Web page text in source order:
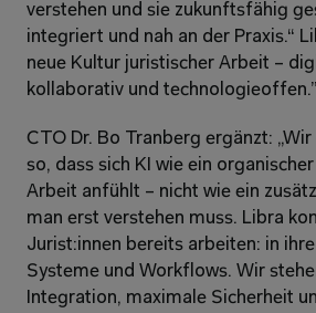
verstehen und sie zukunftsfähig
integriert und nah an der Praxis.“
neue Kultur juristischer Arbeit –
kollaborativ und technologieoffen.”
CTO Dr. Bo Tranberg ergänzt:
so, dass sich KI wie ein
Arbeit anfühlt – nicht wie ein
man erst verstehen muss. Libra
Jurist:innen bereits arbeiten: in
Systeme und Workflows. Wir
Integration, maximale Sicherheit